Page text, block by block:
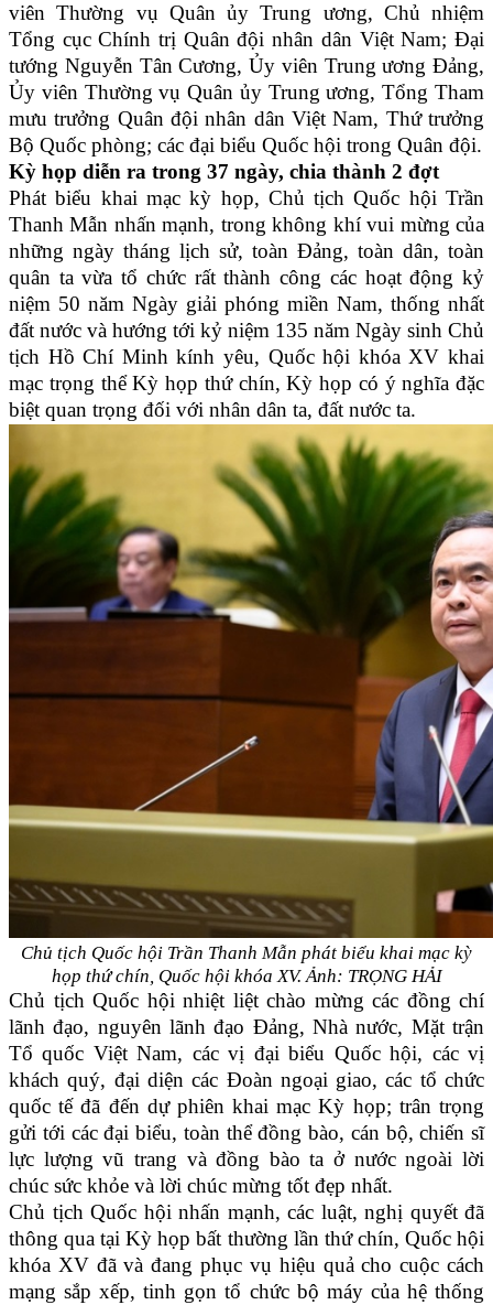
viên Thường vụ Quân ủy Trung ương, Chủ nhiệm
Tổng cục Chính trị Quân đội nhân dân Việt Nam; Đại
tướng Nguyễn Tân Cương, Ủy viên Trung ương Đảng,
Ủy viên Thường vụ Quân ủy Trung ương, Tổng Tham
mưu trưởng Quân đội nhân dân Việt Nam, Thứ trưởng
Bộ Quốc phòng; các đại biểu Quốc hội trong Quân đội.
Kỳ họp diễn ra trong 37 ngày, chia thành 2 đợt
Phát biểu khai mạc kỳ họp, Chủ tịch Quốc hội Trần
Thanh Mẫn nhấn mạnh, trong không khí vui mừng của
những ngày tháng lịch sử, toàn Đảng, toàn dân, toàn
quân ta vừa tổ chức rất thành công các hoạt động kỷ
niệm 50 năm Ngày giải phóng miền Nam, thống nhất
đất nước và hướng tới kỷ niệm 135 năm Ngày sinh Chủ
tịch Hồ Chí Minh kính yêu, Quốc hội khóa XV khai
mạc trọng thể Kỳ họp thứ chín, Kỳ họp có ý nghĩa đặc
biệt quan trọng đối với nhân dân ta, đất nước ta.
Chủ tịch Quốc hội Trần Thanh Mẫn phát biểu khai mạc kỳ
họp thứ chín, Quốc hội khóa XV. Ảnh: TRỌNG HẢI
Chủ tịch Quốc hội nhiệt liệt chào mừng các đồng chí
lãnh đạo, nguyên lãnh đạo Đảng, Nhà nước, Mặt trận
Tổ quốc Việt Nam, các vị đại biểu Quốc hội, các vị
khách quý, đại diện các Đoàn ngoại giao, các tổ chức
quốc tế đã đến dự phiên khai mạc Kỳ họp; trân trọng
gửi tới các đại biểu, toàn thể đồng bào, cán bộ, chiến sĩ
lực lượng vũ trang và đồng bào ta ở nước ngoài lời
chúc sức khỏe và lời chúc mừng tốt đẹp nhất.
Chủ tịch Quốc hội nhấn mạnh, các luật, nghị quyết đã
thông qua tại Kỳ họp bất thường lần thứ chín, Quốc hội
khóa XV đã và đang phục vụ hiệu quả cho cuộc cách
mạng sắp xếp, tinh gọn tổ chức bộ máy của hệ thống